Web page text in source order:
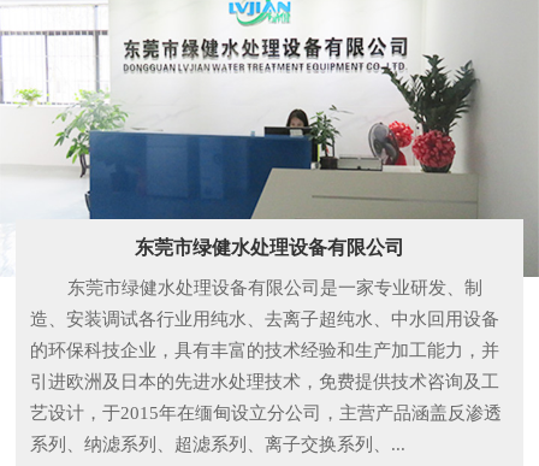
东莞市绿健水处理设备有限公司
东莞市绿健水处理设备有限公司是一家专业研发、制
造、安装调试各行业用纯水、去离子超纯水、中水回用设备
的环保科技企业，具有丰富的技术经验和生产加工能力，并
引进欧洲及日本的先进水处理技术，免费提供技术咨询及工
艺设计，于2015年在缅甸设立分公司，主营产品涵盖反渗透
系列、纳滤系列、超滤系列、离子交换系列、...